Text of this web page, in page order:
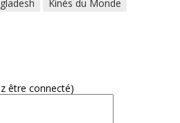
Kinés du Monde
être connecté)